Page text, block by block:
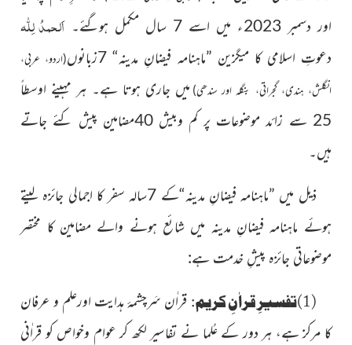
اور دسمبر 2023ء میں اسے 7 سال مکمل ہوگئے۔
اَلحمدُ لِلّٰہ
دعوتِ اسلامی کا میگزین ”ماہنامہ فیضانِ مدینہ“ 7زبانوں (اردو، عربی،
انگلش، ہندی، گجراتی، بنگلہ اور سندھی) میں جاری ہوتا ہے۔ ہر مہینے اوسطاً
25 سے زائد موضوعات پر کم وبیش 40مضامین پیش کئے جاتے
ہیں۔
ذیل میں ”ماہنامہ فیضانِ مدینہ“کے 7سالہ سفر کا اجمالی جائزہ لیتے
ہوئے ماہنامہ فیضانِ مدینہ میں شائع ہونے والے مضامین کا مختصر
موضوعاتی جائزہ پیشِ خدمت ہے:
(1)تفسیرِ قراٰنِ کریم:
قراٰن سَرچشمۂ ہدایت اورعلم و عرفان
کا مرکز ہے، ہر دور کے عُلما نے تفاسیر لکھ کر عوام وخواص کو قراٰنی